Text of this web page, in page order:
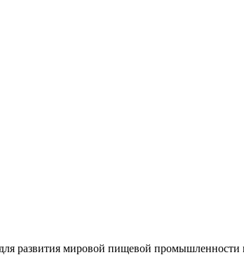
развития мировой пищевой промышленности